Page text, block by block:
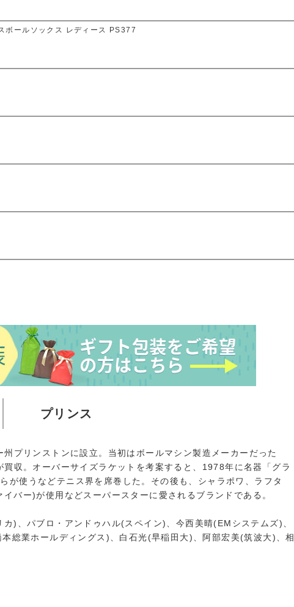
ボールソックス レディース PS377
プリンス
プリンストンに設立。当初はボールマシン製造メーカーだった
収。オーバーサイズラケットを考案すると、1978年に名器「グラ
が使うなどテニス界を席巻した。その後も、シャラポワ、ラフタ
バー)が使用などスーパースターに愛されるブランドである。
)、パブロ・アンドゥハル(スペイン)、今西美晴(EMシステムズ)、
総業ホールディングス)、白石光(早稲田大)、阿部宏美(筑波大)、相